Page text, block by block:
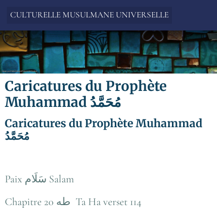
CULTURELLE MUSULMANE UNIVERSELLE
Caricatures du Prophète
Muhammad مُحَمَّدُ
Caricatures du Prophète Muhammad
مُحَمَّدُ
Paix سَلَام Salam
Chapitre 20 طه Ta Ha verset 114